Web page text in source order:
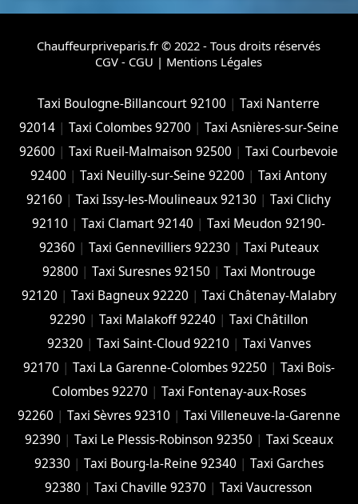
Chauffeurpriveparis.fr © 2022 - Tous droits réservés
CGV - CGU | Mentions Légales
Taxi Boulogne-Billancourt 92100 |Taxi Nanterre
92014| Taxi Colombes 92700 | Taxi Asnières-sur-Seine
92600 |Taxi Rueil-Malmaison 92500 |Taxi Courbevoie
92400 |Taxi Neuilly-sur-Seine 92200 |Taxi Antony
92160 |Taxi Issy-les-Moulineaux 92130 |Taxi Clichy
92110 |Taxi Clamart 92140 |Taxi Meudon 92190-
92360 | Taxi Gennevilliers 92230 | Taxi Puteaux
92800 | Taxi Suresnes 92150 | Taxi Montrouge
92120 | Taxi Bagneux 92220 | Taxi Châtenay-Malabry
92290 | Taxi Malakoff 92240 | Taxi Châtillon
92320 | Taxi Saint-Cloud 92210 | Taxi Vanves
92170 | Taxi La Garenne-Colombes 92250 | Taxi Bois-
Colombes 92270 | Taxi Fontenay-aux-Roses
92260 | Taxi Sèvres 92310 | Taxi Villeneuve-la-Garenne
92390 | Taxi Le Plessis-Robinson 92350 | Taxi Sceaux
92330 | Taxi Bourg-la-Reine 92340 | Taxi Garches
92380 |Taxi Chaville 92370 |Taxi Vaucresson